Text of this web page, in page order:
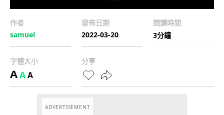
作者
samuel
發佈日期
2022-03-20
閱讀時間
3分鐘
字體大小
AAA
分享
ADVERTISEMENT